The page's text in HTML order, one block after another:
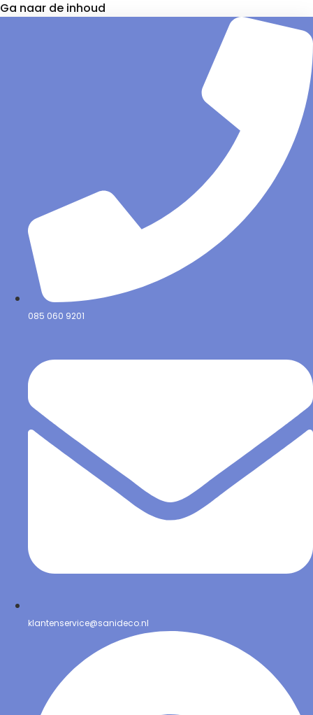
Ga naar de inhoud
085 060 9201
klantenservice@sanideco.nl